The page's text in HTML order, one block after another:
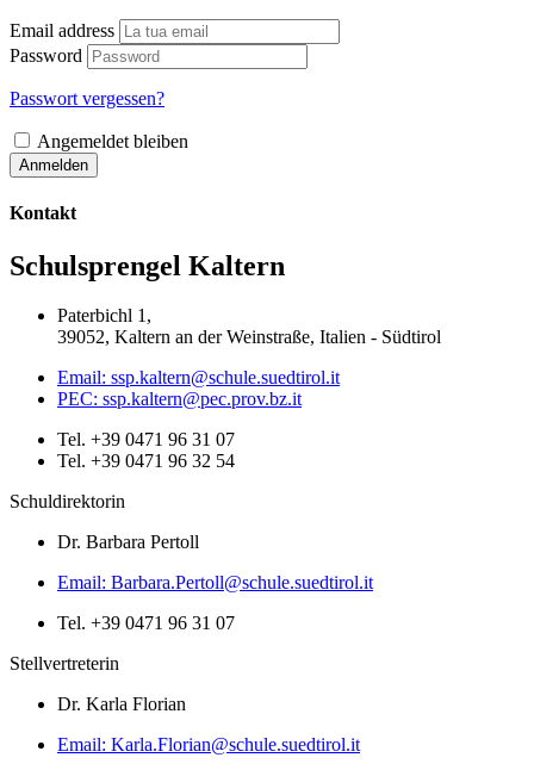
Email address
Password
Passwort vergessen?
Angemeldet bleiben
Anmelden
Kontakt
Schulsprengel Kaltern
Paterbichl 1,
39052, Kaltern an der Weinstraße, Italien - Südtirol
Email: ssp.kaltern@schule.suedtirol.it
PEC: ssp.kaltern@pec.prov.bz.it
Tel. +39 0471 96 31 07
Tel. +39 0471 96 32 54
Schuldirektorin
Dr. Barbara Pertoll
Email: Barbara.Pertoll@schule.suedtirol.it
Tel. +39 0471 96 31 07
Stellvertreterin
Dr. Karla Florian
Email: Karla.Florian@schule.suedtirol.it